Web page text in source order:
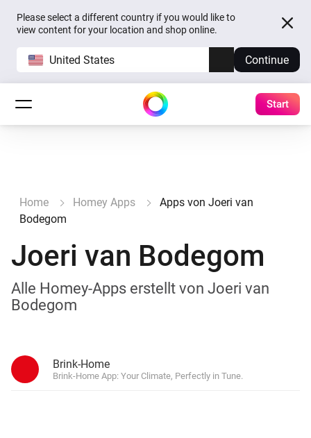
Please select a different country if you would like to
view content for your location and shop online.
United States Continue
Start
Home Homey Apps
Apps von Joeri van
Bodegom
Joeri van Bodegom
Alle Homey-Apps erstellt von Joeri van
Bodegom
Brink-Home
Brink-Home App: Your Climate, Perfectly in Tune.